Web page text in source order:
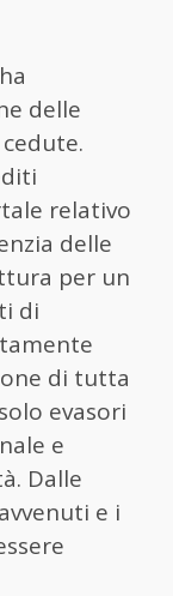
delle
relativo
delle
per un
di
di tutta
evasori
e
Dalle
e i